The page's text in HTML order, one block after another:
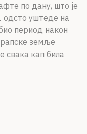
по дану, што је
одсто уштеде на
период након
земље
свака кап била